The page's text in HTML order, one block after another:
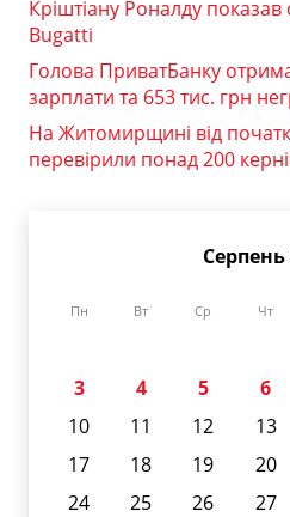
Кріштіану Роналду показав
Bugatti
Голова ПриватБанку
зарплати та 653 тис. грн
На Житомирщині від
перевірили понад 200
Серпень
Пн Вт Ср Чт
3
4 5 6
10
11 12 13
17
18 19 20
24
25 26 27